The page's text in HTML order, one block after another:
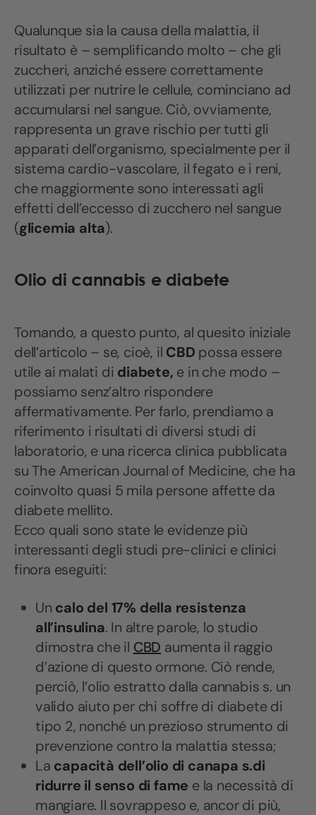
Qualunque sia la causa della malattia, il
risultato è – semplificando molto – che gli
zuccheri, anziché essere correttamente
utilizzati per nutrire le cellule, cominciano ad
accumularsi nel sangue. Ciò, ovviamente,
rappresenta un grave rischio per tutti gli
apparati dell’organismo, specialmente per il
sistema cardio-vascolare, il fegato e i reni,
che maggiormente sono interessati agli
effetti dell’eccesso di zucchero nel sangue
(glicemia alta).
Olio di cannabis e diabete
Tornando, a questo punto, al quesito iniziale
dell’articolo – se, cioè, il CBD possa essere
utile ai malati di diabete, e in che modo –
possiamo senz’altro rispondere
affermativamente. Per farlo, prendiamo a
riferimento i risultati di diversi studi di
laboratorio, e una ricerca clinica pubblicata
su The American Journal of Medicine, che ha
coinvolto quasi 5 mila persone affette da
diabete mellito.
Ecco quali sono state le evidenze più
interessanti degli studi pre-clinici e clinici
finora eseguiti:
Un calo del 17% della resistenza
all’insulina. In altre parole, lo studio
dimostra che il CBD aumenta il raggio
d’azione di questo ormone. Ciò rende,
perciò, l’olio estratto dalla cannabis s. un
valido aiuto per chi soffre di diabete di
tipo 2, nonché un prezioso strumento di
prevenzione contro la malattia stessa;
La capacità dell’olio di canapa s.di
ridurre il senso di fame e la necessità di
mangiare. Il sovrappeso e, ancor di più,